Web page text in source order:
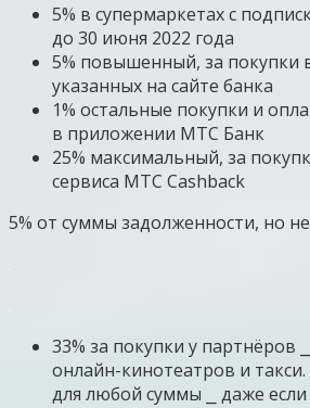
5% в супермаркетах с
до 30 июня 2022 года
5% повышенный, за покупки
указанных на сайте банка
1% остальные покупки и
в приложении МТС Банк
25% максимальный, за
сервиса МТС Cashback
5% от суммы задолженности, но
33% за покупки у партнёров
онлайн-кинотеатров и
для любой суммы ⎯ даже если